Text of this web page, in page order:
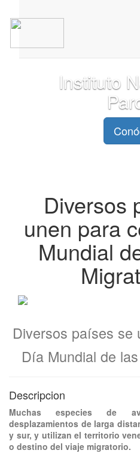
Instituto
Diversos
unen para
Mundial
Diversos países se
Día Mundial de
Descripcion
Muchas especies de
desplazamientos de larga
y sur, y utilizan el territorio
o destino del viaje migratorio.